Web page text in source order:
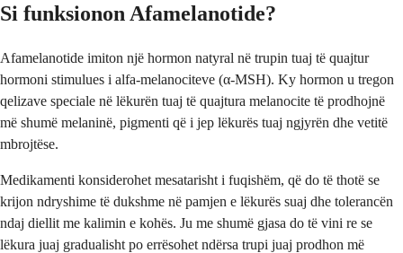
Si funksionon Afamelanotide?
Afamelanotide imiton një hormon natyral në trupin tuaj të quajtur
hormoni stimulues i alfa-melanociteve (α-MSH). Ky hormon u tregon
qelizave speciale në lëkurën tuaj të quajtura melanocite të prodhojnë
më shumë melaninë, pigmenti që i jep lëkurës tuaj ngjyrën dhe vetitë
mbrojtëse.
Medikamenti konsiderohet mesatarisht i fuqishëm, që do të thotë se
krijon ndryshime të dukshme në pamjen e lëkurës suaj dhe tolerancën
ndaj diellit me kalimin e kohës. Ju me shumë gjasa do të vini re se
lëkura juaj gradualisht po errësohet ndërsa trupi juaj prodhon më